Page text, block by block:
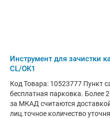
Инструмент для зачистки
CL/OK1
Код Товара: 10523777 Пункт
бесплатная парковка. Более
за МКАД считаются
лиц.точное количество